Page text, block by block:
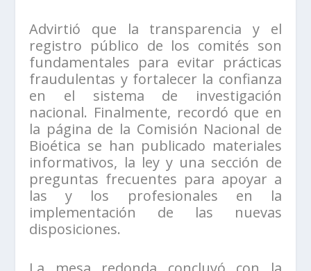
Advirtió que la transparencia y el
registro público de los comités son
fundamentales para evitar prácticas
fraudulentas y fortalecer la confianza
en el sistema de investigación
nacional. Finalmente, recordó que en
la página de la Comisión Nacional de
Bioética se han publicado materiales
informativos, la ley y una sección de
preguntas frecuentes para apoyar a
las y los profesionales en la
implementación de las nuevas
disposiciones.